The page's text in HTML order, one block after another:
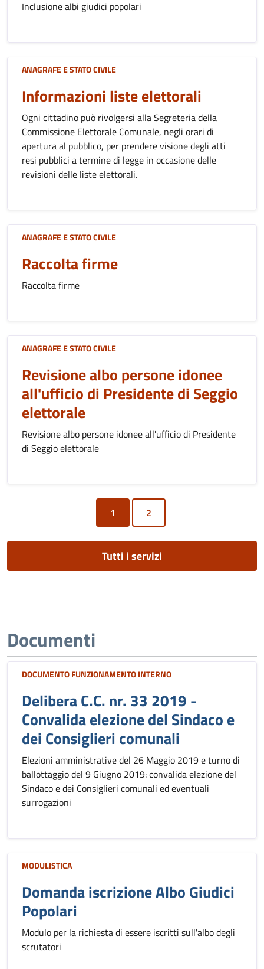
Inclusione albi giudici popolari
ANAGRAFE E STATO CIVILE
Informazioni liste elettorali
Ogni cittadino può rivolgersi alla Segreteria della
Commissione Elettorale Comunale, negli orari di
apertura al pubblico, per prendere visione degli atti
resi pubblici a termine di legge in occasione delle
revisioni delle liste elettorali.
ANAGRAFE E STATO CIVILE
Raccolta firme
Raccolta firme
ANAGRAFE E STATO CIVILE
Revisione albo persone idonee
all'ufficio di Presidente di Seggio
elettorale
Revisione albo persone idonee all'ufficio di Presidente
di Seggio elettorale
1
Tutti i servizi
Documenti
DOCUMENTO FUNZIONAMENTO INTERNO
Delibera C.C. nr. 33 2019 -
Convalida elezione del Sindaco e
dei Consiglieri comunali
Elezioni amministrative del 26 Maggio 2019 e turno di
ballottaggio del 9 Giugno 2019: convalida elezione del
Sindaco e dei Consiglieri comunali ed eventuali
surrogazioni
MODULISTICA
Domanda iscrizione Albo Giudici
Popolari
Modulo per la richiesta di essere iscritti sull'albo degli
scrutatori